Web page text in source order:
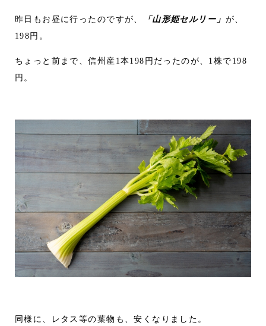
昨日もお昼に行ったのですが、 「山形姫セルリー」 が、
198円。
ちょっと前まで、信州産1本198円だったのが、1株で198
円。
同様に、レタス等の葉物も、安くなりました。